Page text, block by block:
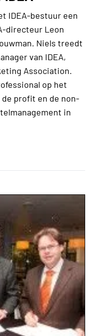
IDEA-bestuur een
directeur Leon
Niels treedt
van IDEA,
Association.
op het
profit en de non-
in